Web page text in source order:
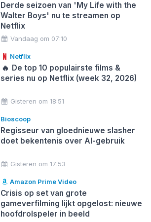
Derde seizoen van 'My Life with the
Walter Boys' nu te streamen op
Netflix
Vandaag om 07:10
Netflix
🔥 De top 10 populairste films &
series nu op Netflix (week 32, 2026)
Gisteren om 18:51
Bioscoop
Regisseur van gloednieuwe slasher
doet bekentenis over AI-gebruik
Gisteren om 17:53
Amazon Prime Video
Crisis op set van grote
gameverfilming lijkt opgelost: nieuwe
hoofdrolspeler in beeld